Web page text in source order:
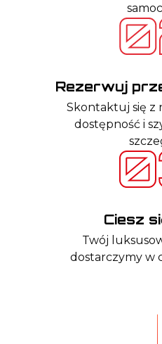
Rezerwuj
Skontaktuj się z
dostępność i
Ciesz
Twój
dostarczymy w